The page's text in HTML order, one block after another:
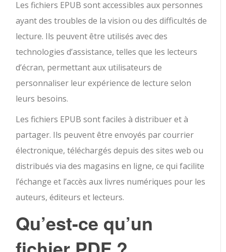
Les fichiers EPUB sont accessibles aux personnes
ayant des troubles de la vision ou des difficultés de
lecture. Ils peuvent être utilisés avec des
technologies d’assistance, telles que les lecteurs
d’écran, permettant aux utilisateurs de
personnaliser leur expérience de lecture selon
leurs besoins.
Les fichiers EPUB sont faciles à distribuer et à
partager. Ils peuvent être envoyés par courrier
électronique, téléchargés depuis des sites web ou
distribués via des magasins en ligne, ce qui facilite
l’échange et l’accès aux livres numériques pour les
auteurs, éditeurs et lecteurs.
Qu’est-ce qu’un